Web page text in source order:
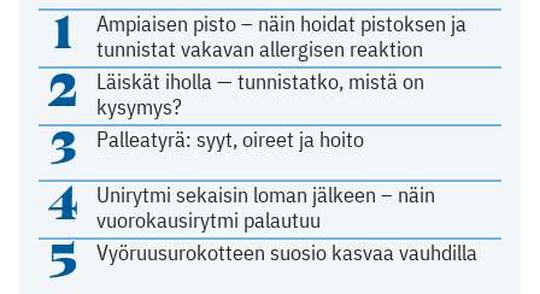
1
Ampiaisen pisto – näin hoidat pistoksen ja
tunnistat vakavan allergisen reaktion
2
Läiskät iholla — tunnistatko, mistä on
kysymys?
3 Palleatyrä: syyt, oireet ja hoito
4
Unirytmi sekaisin loman jälkeen – näin
vuorokausirytmi palautuu
5 Vyöruusurokotteen suosio kasvaa vauhdilla